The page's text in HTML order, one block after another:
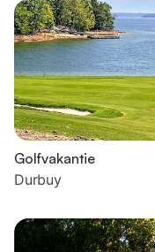
Golfvakantie
Durbuy